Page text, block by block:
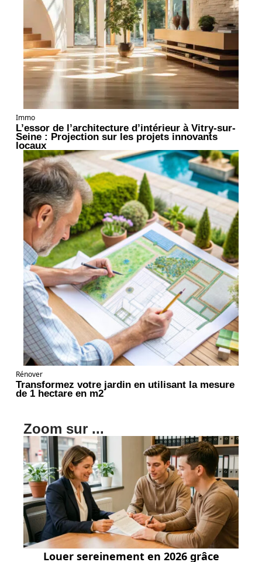
Immo
L’essor de l’architecture d’intérieur à Vitry-sur-
Seine : Projection sur les projets innovants
locaux
Rénover
Transformez votre jardin en utilisant la mesure
de 1 hectare en m2
Zoom sur ...
Louer sereinement en 2026 grâce